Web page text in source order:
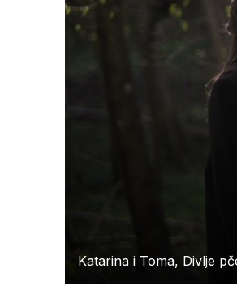
Katarina i Toma, Divlje